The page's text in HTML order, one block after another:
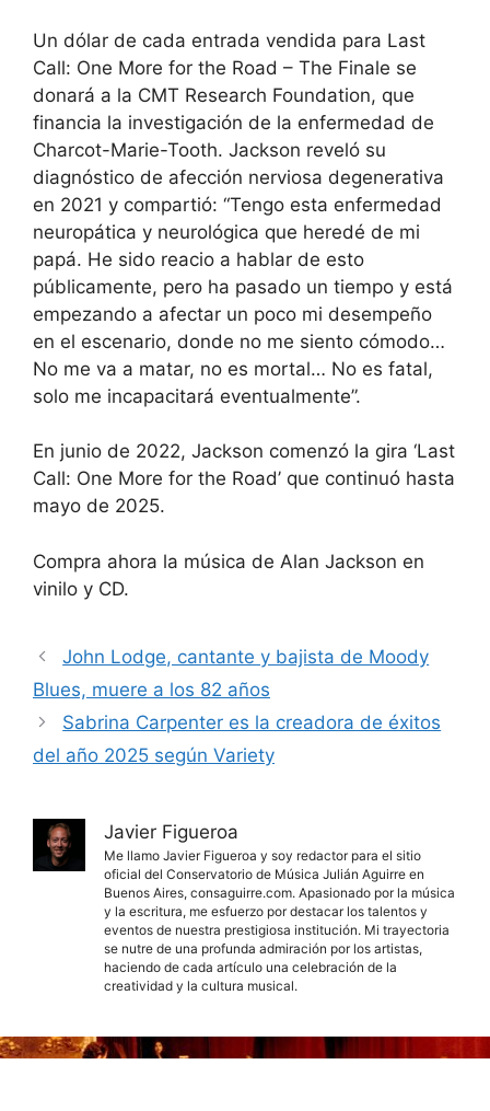
Un dólar de cada entrada vendida para Last
Call: One More for the Road – The Finale se
donará a la CMT Research Foundation, que
financia la investigación de la enfermedad de
Charcot-Marie-Tooth. Jackson reveló su
diagnóstico de afección nerviosa degenerativa
en 2021 y compartió: “Tengo esta enfermedad
neuropática y neurológica que heredé de mi
papá. He sido reacio a hablar de esto
públicamente, pero ha pasado un tiempo y está
empezando a afectar un poco mi desempeño
en el escenario, donde no me siento cómodo…
No me va a matar, no es mortal… No es fatal,
solo me incapacitará eventualmente”.
En junio de 2022, Jackson comenzó la gira ‘Last
Call: One More for the Road’ que continuó hasta
mayo de 2025.
Compra ahora la música de Alan Jackson en
vinilo y CD.
John Lodge, cantante y bajista de Moody
Blues, muere a los 82 años
Sabrina Carpenter es la creadora de éxitos
del año 2025 según Variety
Javier Figueroa
Me llamo Javier Figueroa y soy redactor para el sitio
oficial del Conservatorio de Música Julián Aguirre en
Buenos Aires, consaguirre.com. Apasionado por la música
y la escritura, me esfuerzo por destacar los talentos y
eventos de nuestra prestigiosa institución. Mi trayectoria
se nutre de una profunda admiración por los artistas,
haciendo de cada artículo una celebración de la
creatividad y la cultura musical.